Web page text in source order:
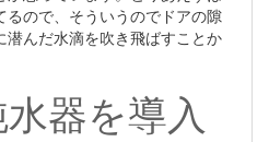
るので、そういうのでドアの隙
潜んだ水滴を吹き飛ばすことか
器を導入